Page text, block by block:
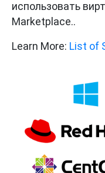
использовать
Marketplace..
Learn More: List of